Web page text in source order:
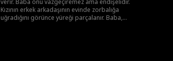
verir. Baba onu vazgeçiremez ama endişelidir.
Kızının erkek arkadaşının evinde zorbalığa
uğradığını görünce yüreği parçalanır. Baba,